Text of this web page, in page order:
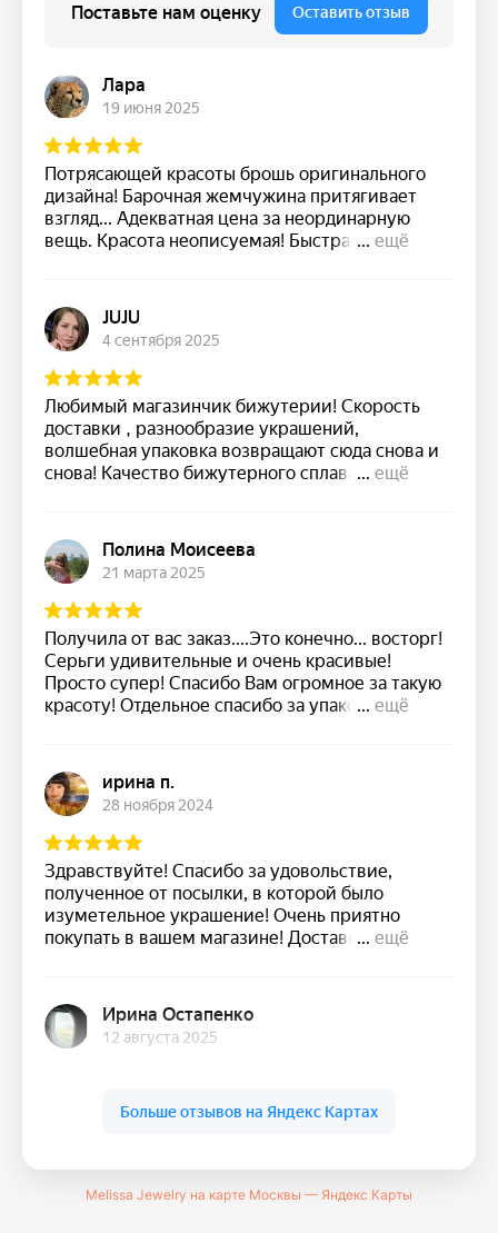
Melissa Jewelry на карте Москвы — Яндекс Карты